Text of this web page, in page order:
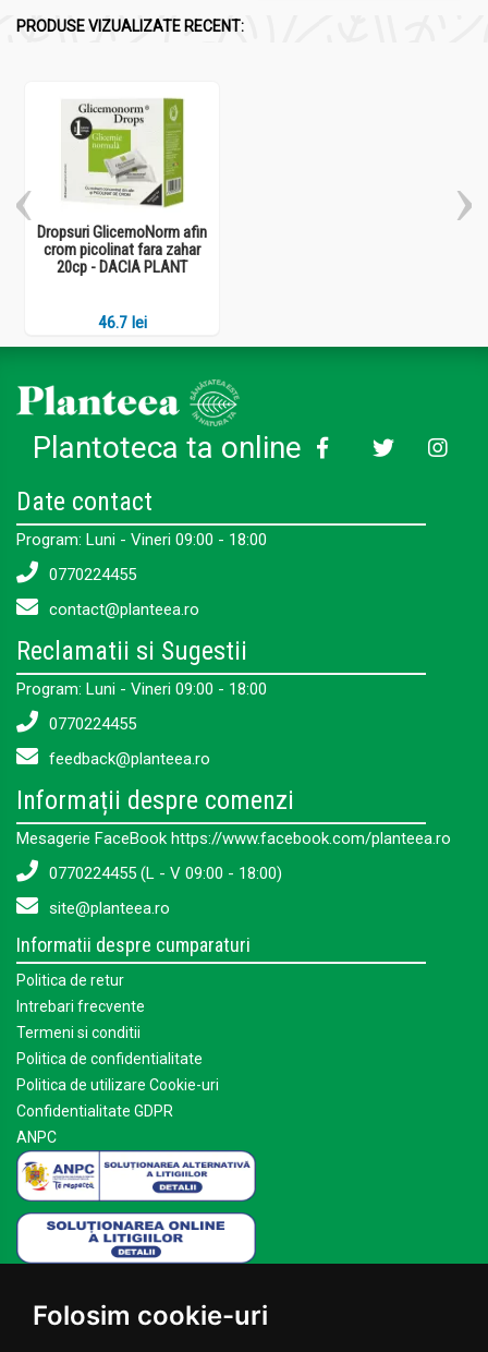
Folosim cookie-uri
PRODUSE VIZUALIZATE RECENT:
Dropsuri GlicemoNorm afin
crom picolinat fara zahar
20cp - DACIA PLANT
46.7 lei
Plantoteca ta online
Date contact
Program: Luni - Vineri 09:00 - 18:00
0770224455
contact@planteea.ro
Reclamatii si Sugestii
Program: Luni - Vineri 09:00 - 18:00
0770224455
feedback@planteea.ro
Informații despre comenzi
Mesagerie FaceBook https://www.facebook.com/planteea.ro
0770224455 (L - V 09:00 - 18:00)
site@planteea.ro
Informatii despre cumparaturi
Politica de retur
Intrebari frecvente
Termeni si conditii
Politica de confidentialitate
Politica de utilizare Cookie-uri
Confidentialitate GDPR
ANPC
Acasa